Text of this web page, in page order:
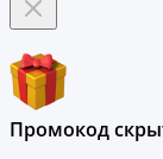
Промокод